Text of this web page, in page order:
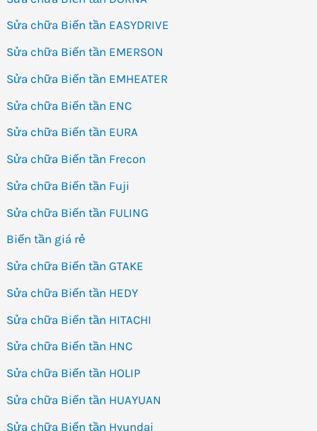
Sửa chữa Biến tần EASYDRIVE
Sửa chữa Biến tần EMERSON
Sửa chữa Biến tần EMHEATER
Sửa chữa Biến tần ENC
Sửa chữa Biến tần EURA
Sửa chữa Biến tần Frecon
Sửa chữa Biến tần Fuji
Sửa chữa Biến tần FULING
Biến tần giá rẻ
Sửa chữa Biến tần GTAKE
Sửa chữa Biến tần HEDY
Sửa chữa Biến tần HITACHI
Sửa chữa Biến tần HNC
Sửa chữa Biến tần HOLIP
Sửa chữa Biến tần HUAYUAN
Sửa chữa Biến tần Hyundai